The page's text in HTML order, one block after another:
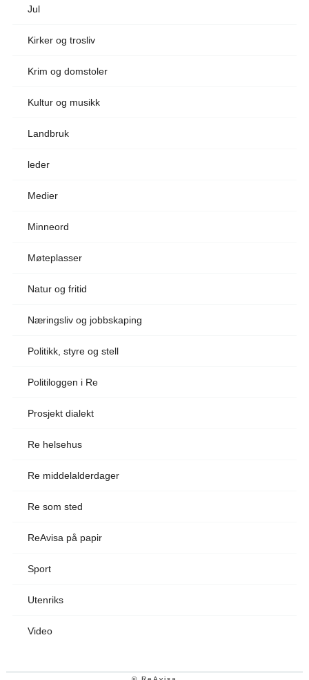
Jul
Kirker og trosliv
Krim og domstoler
Kultur og musikk
Landbruk
leder
Medier
Minneord
Møteplasser
Natur og fritid
Næringsliv og jobbskaping
Politikk, styre og stell
Politiloggen i Re
Prosjekt dialekt
Re helsehus
Re middelalderdager
Re som sted
ReAvisa på papir
Sport
Utenriks
Video